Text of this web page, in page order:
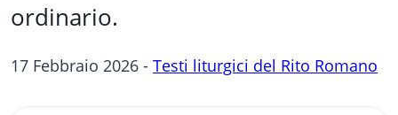
ordinario.
17 Febbraio 2026 - Testi liturgici del Rito Romano